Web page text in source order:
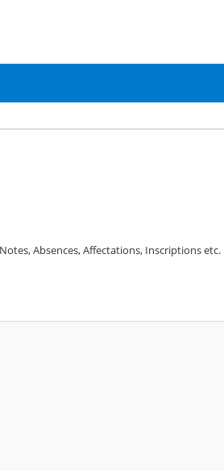
Absences, Affectations, Inscriptions etc.